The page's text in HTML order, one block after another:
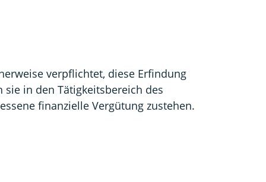
verpflichtet, diese Erfindung
in den Tätigkeitsbereich des
finanzielle Vergütung zustehen.